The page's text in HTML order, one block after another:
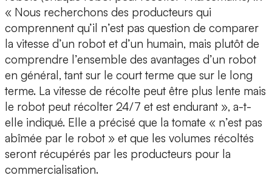
« Nous recherchons des producteurs qui
comprennent qu’il n’est pas question de comparer
la vitesse d’un robot et d’un humain, mais plutôt de
comprendre l’ensemble des avantages d’un robot
en général, tant sur le court terme que sur le long
terme. La vitesse de récolte peut être plus lente mais
le robot peut récolter 24/7 et est endurant », a-t-
elle indiqué. Elle a précisé que la tomate « n’est pas
abîmée par le robot » et que les volumes récoltés
seront récupérés par les producteurs pour la
commercialisation.